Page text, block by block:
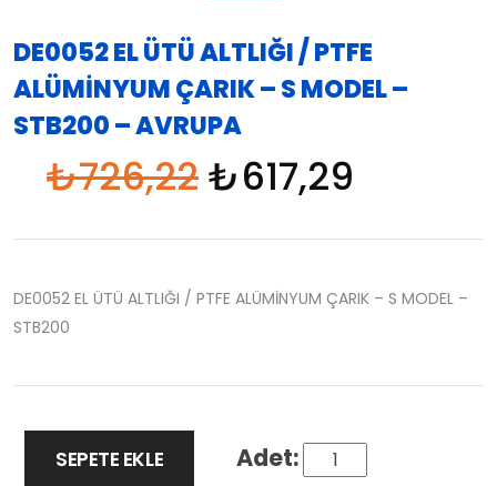
DE0052 EL ÜTÜ ALTLIĞI / PTFE
ALÜMİNYUM ÇARIK – S MODEL –
STB200 – AVRUPA
₺726,22₺617,29
DE0052 EL ÜTÜ ALTLIĞI / PTFE ALÜMİNYUM ÇARIK – S MODEL –
STB200
SEPETE EKLE